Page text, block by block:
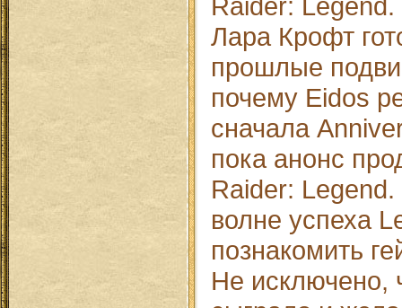
Лара Крофт
прошлые
почему Eidos
сначала
пока анонс
Raider:
волне успеха
познакомить
Не исключено,